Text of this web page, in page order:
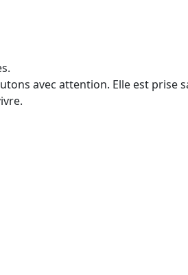
avec attention. Elle est